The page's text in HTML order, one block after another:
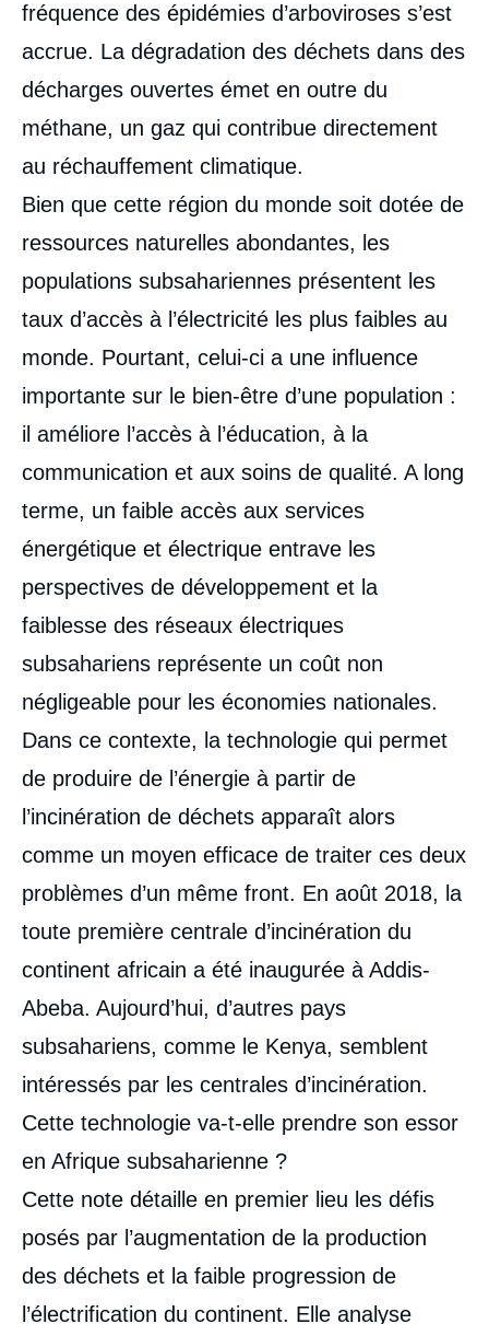
fréquence des épidémies d’arboviroses s’est
accrue. La dégradation des déchets dans des
décharges ouvertes émet en outre du
méthane, un gaz qui contribue directement
au réchauffement climatique.
Bien que cette région du monde soit dotée de
ressources naturelles abondantes, les
populations subsahariennes présentent les
taux d’accès à l’électricité les plus faibles au
monde. Pourtant, celui-ci a une influence
importante sur le bien-être d’une population :
il améliore l’accès à l’éducation, à la
communication et aux soins de qualité. A long
terme, un faible accès aux services
énergétique et électrique entrave les
perspectives de développement et la
faiblesse des réseaux électriques
subsahariens représente un coût non
négligeable pour les économies nationales.
Dans ce contexte, la technologie qui permet
de produire de l’énergie à partir de
l’incinération de déchets apparaît alors
comme un moyen efficace de traiter ces deux
problèmes d’un même front. En août 2018, la
toute première centrale d’incinération du
continent africain a été inaugurée à Addis-
Abeba. Aujourd’hui, d’autres pays
subsahariens, comme le Kenya, semblent
intéressés par les centrales d’incinération.
Cette technologie va-t-elle prendre son essor
en Afrique subsaharienne ?
Cette note détaille en premier lieu les défis
posés par l’augmentation de la production
des déchets et la faible progression de
l’électrification du continent. Elle analyse